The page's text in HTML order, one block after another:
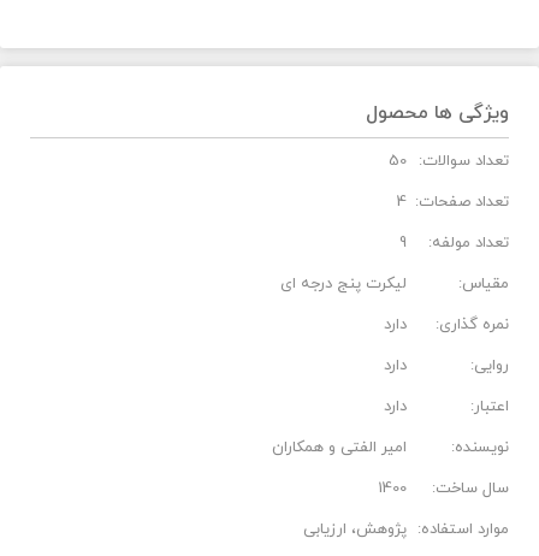
ویژگی ها محصول
تعداد سوالات:
50
تعداد صفحات: 4
تعداد مولفه:
9
مقیاس:
لیکرت پنج درجه ای
نمره گذاری:
دارد
روایی:
دارد
اعتبار:
دارد
نویسنده:
امیر الفتی و همکاران
سال ساخت:
1400
موارد استفاده: پژوهش، ارزیابی